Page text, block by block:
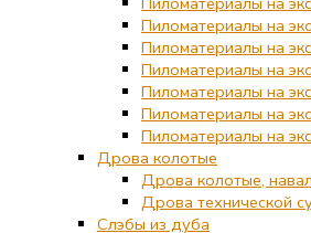
Пиломатериалы на
Пиломатериалы на
Пиломатериалы на
Пиломатериалы на
Пиломатериалы на
Пиломатериалы на
Дрова колотые
Дрова колотые,
Дрова технической
Слэбы из дуба